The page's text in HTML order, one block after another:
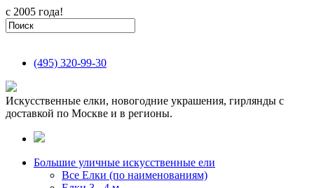
с 2005 года!
(495) 320-99-30
Искусственные елки, новогодние украшения, гирлянды с
доставкой по Москве и в регионы.
Большие уличные искусственные ели
Все Елки (по наименованиям)